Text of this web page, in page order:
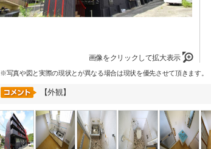
画像をクリックして拡大表示
※写真や図と実際の現状とが異なる場合は現状を優先させて頂きます。
【外観】